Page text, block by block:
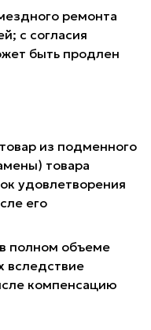
ремонта
с согласия
быть продлен
из подменного
товара
удовлетворения
его
полном объеме
вследствие
компенсацию